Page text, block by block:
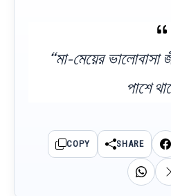
“মা-মেয়ের ভালোবাসা
পাশে
COPY SHARE